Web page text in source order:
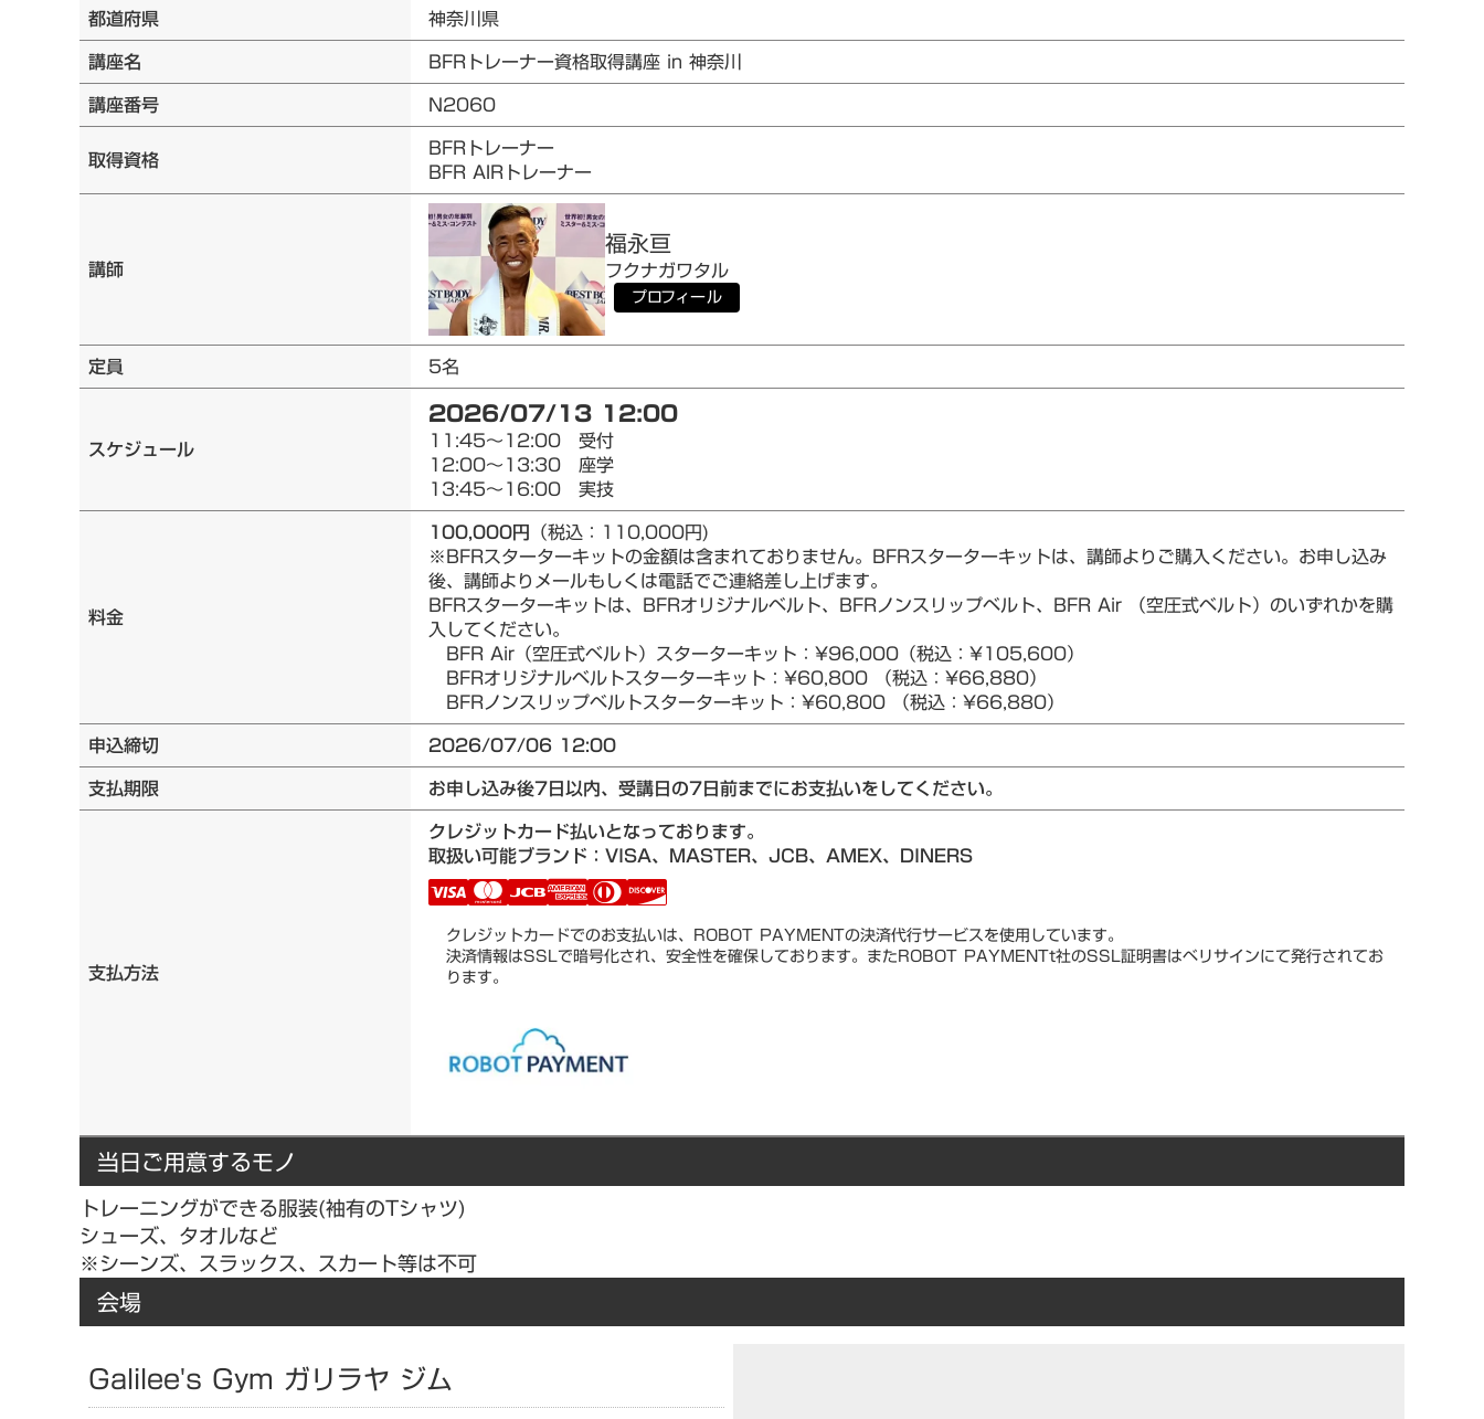
都道府県
神奈川県
講座名
BFRトレーナー資格取得講座 in 神奈川
講座番号
N2060
取得資格
BFRトレーナー
BFR AIRトレーナー
講師
福永亘
フクナガワタル
プロフィール
定員 5名
スケジュール
2026/07/13 12:00
11:45～12:00 受付
12:00～13:30 座学
13:45～16:00 実技
料金
100,000円 （税込：110,000円)
※BFRスターターキットの金額は含まれておりません。BFRスターターキットは、講師よりご購入ください。お申し込み
後、講師よりメールもしくは電話でご連絡差し上げます。
BFRスターターキットは、BFRオリジナルベルト、BFRノンスリップベルト、BFR Air （空圧式ベルト）のいずれかを購
入してください。
BFR Air（空圧式ベルト）スターターキット：¥96,000（税込：¥105,600）
BFRオリジナルベルトスターターキット：¥60,800 （税込：¥66,880）
BFRノンスリップベルトスターターキット：¥60,800 （税込：¥66,880）
申込締切
2026/07/06 12:00
支払期限
お申し込み後7日以内、受講日の7日前までにお支払いをしてください。
支払方法
クレジットカード払いとなっております。
取扱い可能ブランド：VISA、MASTER、JCB、AMEX、DINERS
クレジットカードでのお支払いは、ROBOT PAYMENTの決済代行サービスを使用しています。
決済情報はSSLで暗号化され、安全性を確保しております。またROBOT PAYMENTt社のSSL証明書はベリサインにて発行されてお
ります。
当日ご用意するモノ
トレーニングができる服装(袖有のTシャツ)
シューズ、タオルなど
※シーンズ、スラックス、スカート等は不可
会場
Galilee's Gym ガリラヤ ジム